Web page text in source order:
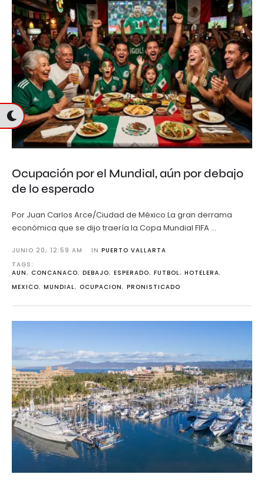
Ocupación por el Mundial, aún por debajo
de lo esperado
Por Juan Carlos Arce/Ciudad de México La gran derrama
económica que se dijo traería la Copa Mundial FIFA …
JUNIO 20, 12:59 AM IN PUERTO VALLARTA
TAGS:
AUN, CONCANACO, DEBAJO, ESPERADO, FUTBOL, HOTELERA,
MEXICO, MUNDIAL, OCUPACION, PRONISTICADO